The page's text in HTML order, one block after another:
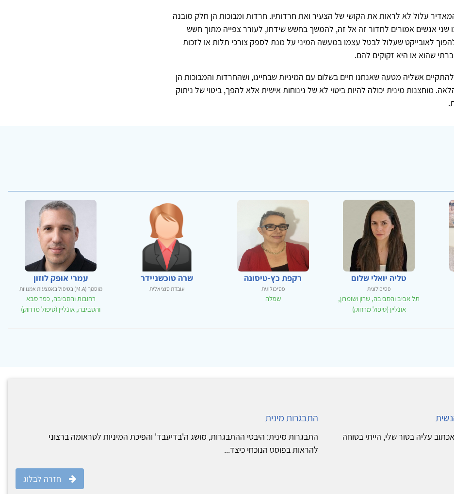
עלול לא לראות את הקושי של הצעיר ואת חרדותיו. חרדות ומבוכות הן חלק מובנה
שני אנשים אמורים לחדור זה אל זה, להמשך בחשש שידחו, לעורר צפייה מתוך חשש
להפוך לאובייקט שעלול לבטל עצמו במעשה המיני על מנת לספק צורכי תלות או לזכות
שהוא או היא זקוקים להם.
אשליה מטעה שאנחנו חיים בשלום עם המיניות שבחיינו, ושהחרדות והמבוכות הן
מוחצנות מינית יכולה להיות ביטוי לא של נינוחות אישית אלא להפך, ביטוי של ניתוק
טליה יואלי שלום
פסיכולוגית
תל אביב והסביבה, שרון ושומרון,
אונליין (טיפול מרחוק)
רקפת כץ-טיסונה
פסיכולוגית
שפלה
שרה טוכשניידר
עובדת סוציאלית
עמרי אופק לוזון
מוסמך (M.A) בטיפול באמצעות אמנויות
רחובות והסביבה, כפר סבא
והסביבה, אונליין (טיפול מרחוק)
עליה בטור שלי, הייתי בטוחה
התבגרות מינית
התבגרות מינית: היבטי ההתבגרות, מושג ה'בדיעבד' והפיכת המיניות לטראומה ברצוני
להראות בפוסט הנוכחי כיצד...
חזרה לבלוג